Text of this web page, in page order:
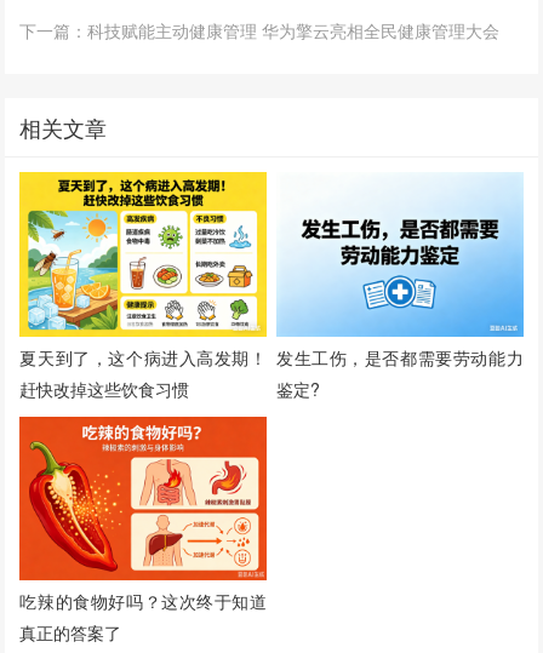
下一篇：科技赋能主动健康管理 华为擎云亮相全民健康管理大会
相关文章
夏天到了，这个病进入高发期！
赶快改掉这些饮食习惯
发生工伤，是否都需要劳动能力
鉴定?
吃辣的食物好吗？这次终于知道
真正的答案了